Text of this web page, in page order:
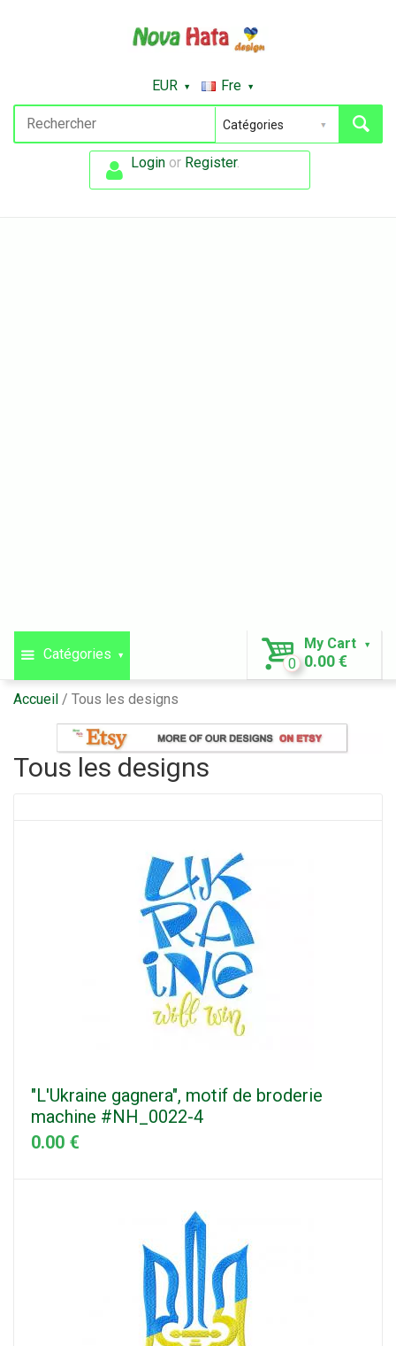
EUR Fre
Login or Register.
Catégories
My Cart
0 0.00 €
Accueil Tous les designs
Tous les designs
"L'Ukraine gagnera", motif de broderie
machine #NH_0022-4
0.00 €